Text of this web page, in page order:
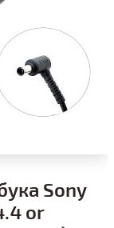
Sony
or